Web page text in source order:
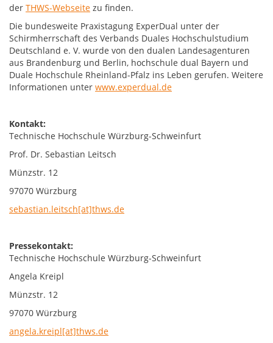
der THWS-Webseite zu finden.
Die bundesweite Praxistagung ExperDual unter der
Schirmherrschaft des Verbands Duales Hochschulstudium
Deutschland e. V. wurde von den dualen Landesagenturen
aus Brandenburg und Berlin, hochschule dual Bayern und
Duale Hochschule Rheinland-Pfalz ins Leben gerufen. Weitere
Informationen unter www.experdual.de
Kontakt:
Technische Hochschule Würzburg-Schweinfurt
Prof. Dr. Sebastian Leitsch
Münzstr. 12
97070 Würzburg
sebastian.leitsch[at]thws.de
Pressekontakt:
Technische Hochschule Würzburg-Schweinfurt
Angela Kreipl
Münzstr. 12
97070 Würzburg
angela.kreipl[at]thws.de